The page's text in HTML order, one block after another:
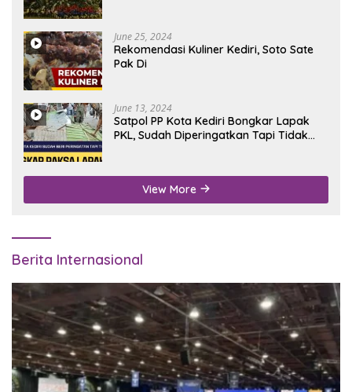
June 25, 2024
Rekomendasi Kuliner Kediri, Soto Sate
Pak Di
June 13, 2024
Satpol PP Kota Kediri Bongkar Lapak
PKL, Sudah Diperingatkan Tapi Tidak
View More
Berita Internasional